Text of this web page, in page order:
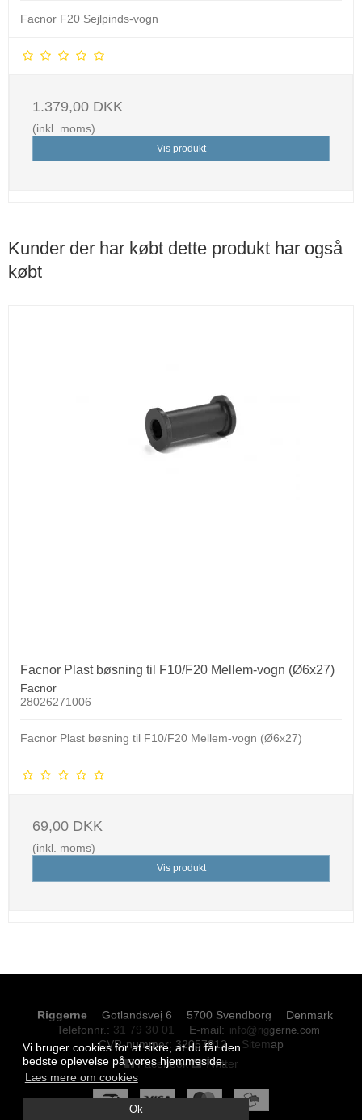
Vi bruger cookies for at sikre, at du får den
bedste oplevelse på vores hjemmeside.
Læs mere om cookies
Ok
Facnor F20 Sejlpinds-vogn
1.379,00 DKK
(inkl. moms)
Vis produkt
Kunder der har købt dette produkt har også
købt
Facnor Plast bøsning til F10/F20 Mellem-vogn (Ø6x27)
Facnor
28026271006
Facnor Plast bøsning til F10/F20 Mellem-vogn (Ø6x27)
69,00 DKK
(inkl. moms)
Vis produkt
Riggerne Gotlandsvej 6 5700 Svendborg
Denmark
Telefonnr. : 31 79 30 01 E-mail:
CVR-nummer: 32057012
Sitemap
Facebook
Twitter